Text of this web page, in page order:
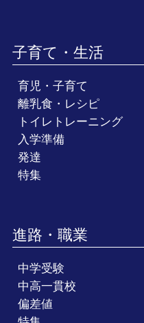
子育て・生活
育児・子育て
離乳食・レシピ
トイレトレーニング
入学準備
発達
特集
進路・職業
中学受験
中高一貫校
偏差値